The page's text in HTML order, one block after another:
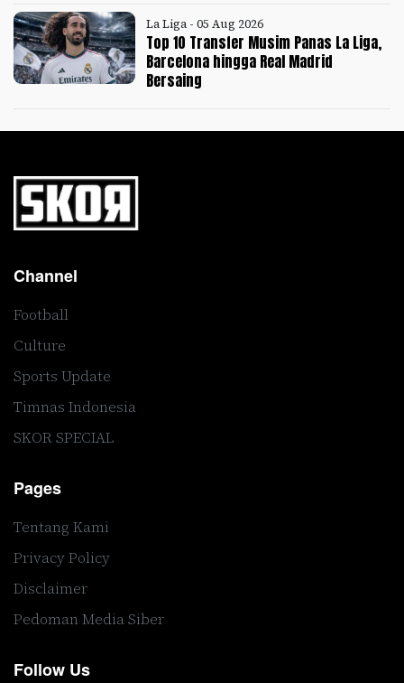
La Liga - 05 Aug 2026
Top 10 Transfer Musim Panas La Liga,
Barcelona hingga Real Madrid
Bersaing
Channel
Football
Culture
Sports Update
Timnas Indonesia
SKOR SPECIAL
Pages
Tentang Kami
Privacy Policy
Disclaimer
Pedoman Media Siber
Follow Us